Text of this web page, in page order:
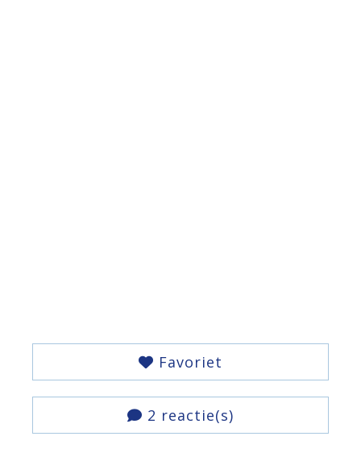
Favoriet
2 reactie(s)